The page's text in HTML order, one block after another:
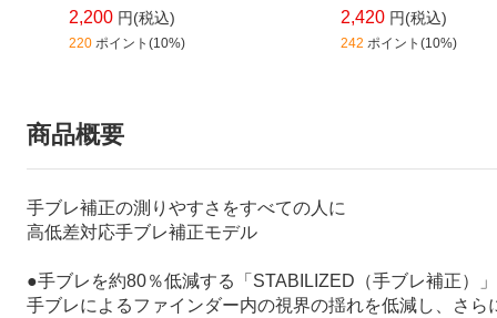
2,200 円(税込)
220 ポイント(10%)
2,420 円(税込)
242 ポイント(10%)
商品概要
手ブレ補正の測りやすさをすべての人に
高低差対応手ブレ補正モデル
●手ブレを約80％低減する「STABILIZED（手ブレ補正）
手ブレによるファインダー内の視界の揺れを低減し、さ